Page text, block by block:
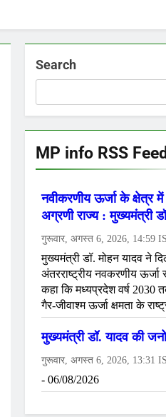
Search
MP info RSS Feed